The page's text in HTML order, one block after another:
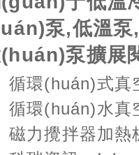
泵,低溫
泵擴展
循環(huán)式真
循環(huán)水真
磁力攪拌器加熱